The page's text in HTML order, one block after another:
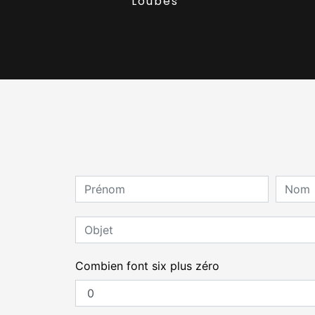
Combien font six plus zéro